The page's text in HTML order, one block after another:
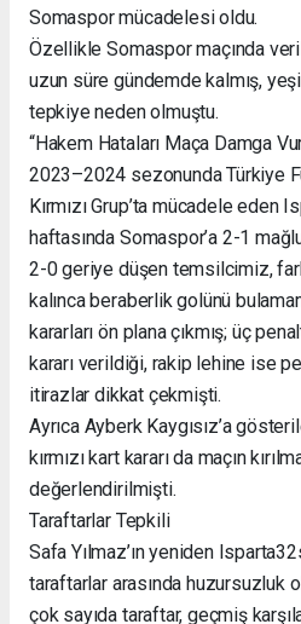
Somaspor mücadelesi oldu.
Özellikle Somaspor maçında
uzun süre gündemde kalmış,
tepkiye neden olmuştu.
“Hakem Hataları Maça Damga
2023–2024 sezonunda Türkiye
Kırmızı Grup’ta mücadele
haftasında Somaspor’a 2-1
2-0 geriye düşen temsilcimiz,
kalınca beraberlik golünü
kararları ön plana çıkmış; üç
kararı verildiği, rakip lehine ise
itirazlar dikkat çekmişti.
Ayrıca Ayberk Kaygısız’a
kırmızı kart kararı da maçın
değerlendirilmişti.
Taraftarlar Tepkili
Safa Yılmaz’ın yeniden
taraftarlar arasında huzursuzluk
çok sayıda taraftar, geçmiş